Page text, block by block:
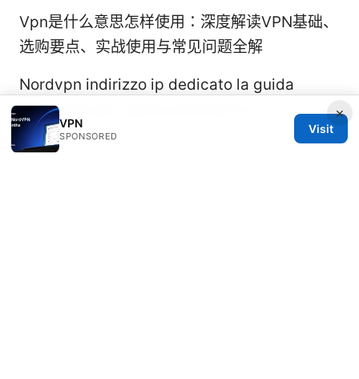
Vpn是什么意思怎样使用：深度解读VPN基础、
选购要点、实战使用与常见问题全解
Nordvpn indirizzo ip dedicato la guida
completa per capire se fa per te
×
VPN
SPONSORED
Visit